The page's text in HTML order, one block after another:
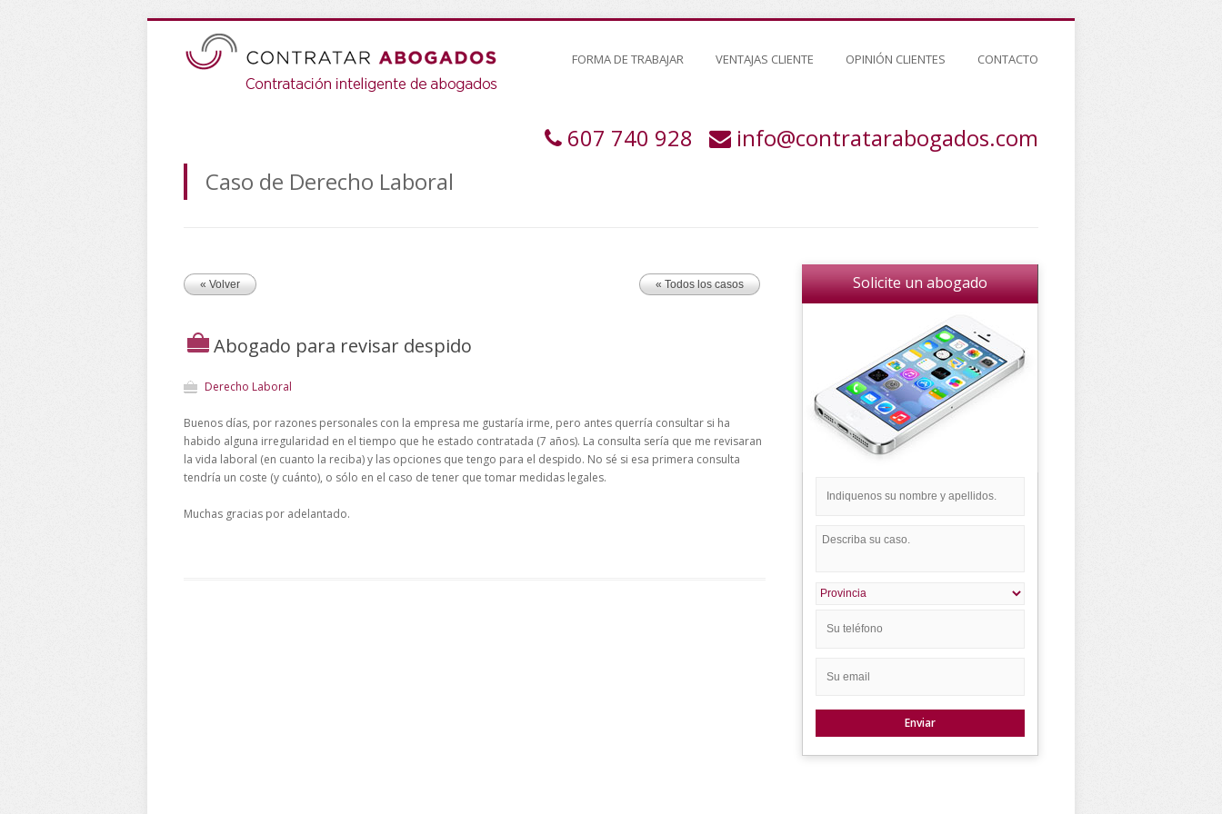
FORMA DE TRABAJAR VENTAJAS CLIENTE OPINIÓN CLIENTES CONTACTO
607 740 928
info@contratarabogados.com
Caso de Derecho Laboral
« Volver « Todos los casos
Abogado para revisar despido
Derecho Laboral
Buenos días, por razones personales con la empresa me gustaría irme, pero antes querría consultar si ha
habido alguna irregularidad en el tiempo que he estado contratada (7 años). La consulta sería que me revisaran
la vida laboral (en cuanto la reciba) y las opciones que tengo para el despido. No sé si esa primera consulta
tendría un coste (y cuánto), o sólo en el caso de tener que tomar medidas legales.
Muchas gracias por adelantado.
Solicite un abogado